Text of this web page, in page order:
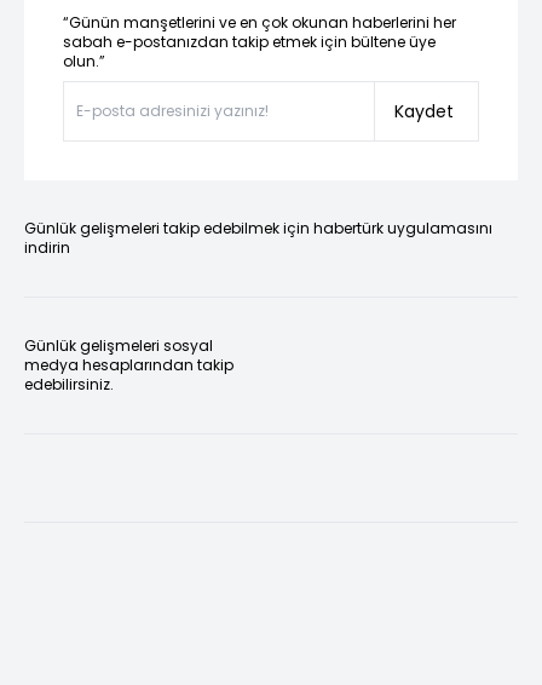
“Günün manşetlerini ve en çok okunan haberlerini her
sabah e-postanızdan takip etmek için bültene üye
olun.”
Kaydet
Günlük gelişmeleri takip edebilmek için habertürk uygulamasını
indirin
Günlük gelişmeleri sosyal
medya hesaplarından takip
edebilirsiniz.